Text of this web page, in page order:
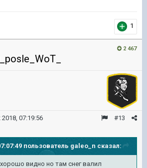
1
2 467
#13
2018, 07:19:56
пользователь galeo_n сказал:
видно но там снег валил